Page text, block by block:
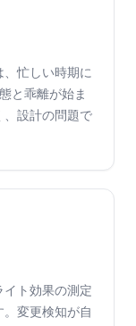
忙しい時期に
と乖離が始ま
、設計の問題で
イト効果の測定
変更検知が自